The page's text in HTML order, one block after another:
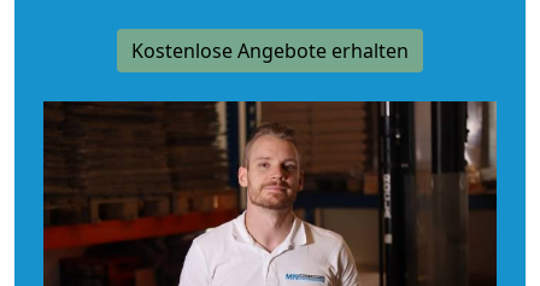
Kostenlose Angebote erhalten